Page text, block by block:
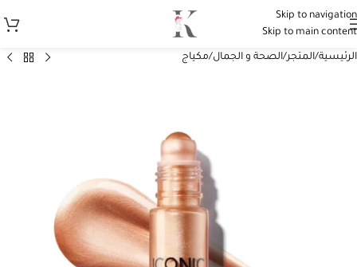
Skip to navigation
Skip to main content
الرئيسية/المتجر/الصحة و الجمال/مكياج